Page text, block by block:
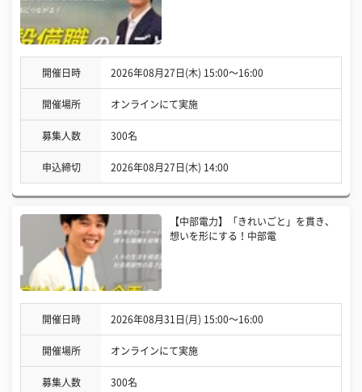
開催日時 2026年08月27日(木) 15:00〜16:00
開催場所 オンラインにて実施
募集人数 300名
申込締切 2026年08月27日(木) 14:00
【中部電力】「きれいごと」を貫き、
想いを形にする！中部電
開催日時 2026年08月31日(月) 15:00〜16:00
開催場所 オンラインにて実施
募集人数 300名